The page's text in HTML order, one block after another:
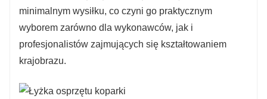
minimalnym wysiłku, co czyni go praktycznym
wyborem zarówno dla wykonawców, jak i
profesjonalistów zajmujących się kształtowaniem
krajobrazu.